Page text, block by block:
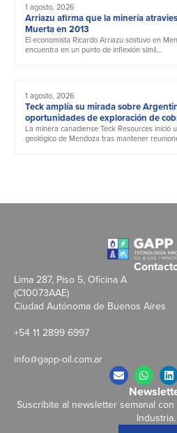
1 agosto, 2026
Arriazu afirma que la minería
Muerta en 2013
El economista Ricardo Arriazu sostuvo en
encuentra en un punto de inflexión simil...
1 agosto, 2026
Teck amplía su mirada sobre
oportunidades de exploración de
La minera canadiense Teck Resources inició
geológico de Mendoza tras mantener
Lima 287, Piso 5, Oficina A
(C10073AAE)
Ciudad Autónoma de Buenos Aires
+54 11 2899 6997
info@gapp-oil.com.ar
Suscribite al newsletter semanal
Industria.